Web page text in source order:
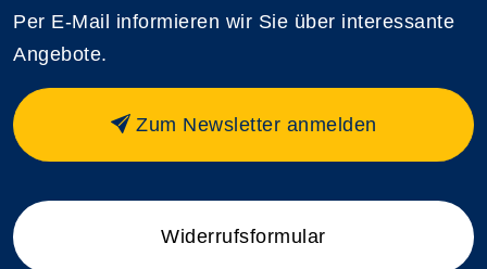
Per E-Mail informieren wir Sie über interessante
Angebote.
Zum Newsletter anmelden
Widerrufsformular